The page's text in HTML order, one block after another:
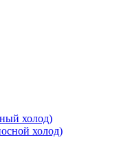
холод)
холод)